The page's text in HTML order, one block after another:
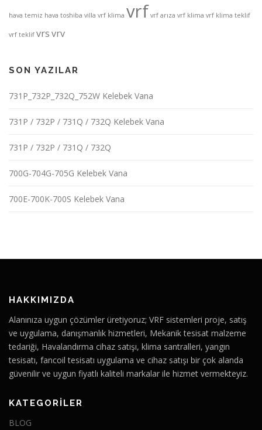
hava temiz hava toshiba villa vrf klima vrf vrf arıza vrf klima vrf klima teklif
vrf teklif vrsvrv
SON YAZILAR
731P_732P_732Q_752W Kelebek Vana
731P / 732P / 731Q / 732Q Kelebek Vana
731P / 732P / 731Q / 732Q
700G-704G-705G Kelebek Vana
700E-700K-700S Kelebek Vana
HAKKIMIZDA
Alanınıza uygun çözümler üretiyoruz; VRF sistemleri proje, satış
ve uygulama, danışmanlık hizmetleri, Mekanik tesisat malzeme
tedariği, Havalandırma cihaz satışı, klima santralleri, yangın
tesisatı, fancoil tesisatı uygulama ve cihaz satışı bir çok alanda
güvenilir ve uygun fiyatlı kaliteli markalar ile hizmet vermekteyiz.
KATEGORILER
BLOG